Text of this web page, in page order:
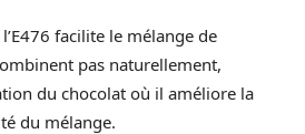
facilite le mélange de
pas naturellement,
du chocolat où il améliore la
du mélange.